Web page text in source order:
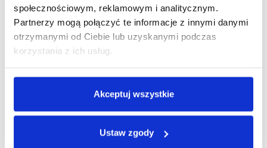
społecznościowym, reklamowym i analitycznym.
Partnerzy mogą połączyć te informacje z innymi danymi
otrzymanymi od Ciebie lub uzyskanymi podczas
korzystania z ich usług.
Akceptuj wszystkie
Ustaw zgody
Rower Dziecięcy Tabou Rocket Alu 20"
704,25 zł
WYPRZEDAŻ!